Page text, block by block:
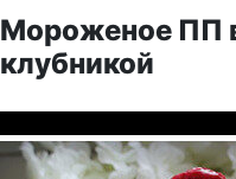
Мороженое ПП
клубникой